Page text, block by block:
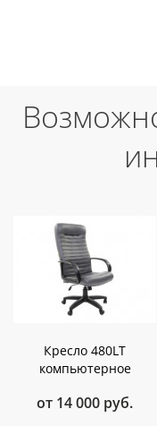
Кресло 480LT
компьютерное
от 14 000 руб.